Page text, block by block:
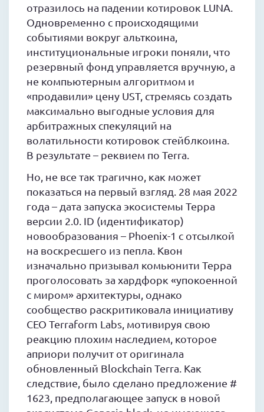
отразилось на падении котировок LUNA.
Одновременно с происходящими
событиями вокруг альткоина,
институциональные игроки поняли, что
резервный фонд управляется вручную, а
не компьютерным алгоритмом и
«продавили» цену UST, стремясь создать
максимально выгодные условия для
арбитражных спекуляций на
волатильности котировок стейблкоина.
В результате – реквием по Terra.
Но, не все так трагично, как может
показаться на первый взгляд. 28 мая 2022
года – дата запуска экосистемы Терра
версии 2.0. ID (идентификатор)
новообразования – Phoenix-1 с отсылкой
на воскресшего из пепла. Квон
изначально призывал комьюнити Терра
проголосовать за хардфорк «упокоенной
с миром» архитектуры, однако
сообщество раскритиковала инициативу
CEO Terraform Labs, мотивируя свою
реакцию плохим наследием, которое
априори получит от оригинала
обновленный Blockchain Terra. Как
следствие, было сделано предложение #
1623, предполагающее запуск в новой